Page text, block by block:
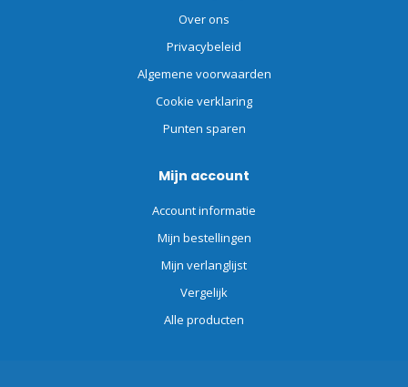
Over ons
Privacybeleid
Algemene voorwaarden
Cookie verklaring
Punten sparen
Mijn account
Account informatie
Mijn bestellingen
Mijn verlanglijst
Vergelijk
Alle producten